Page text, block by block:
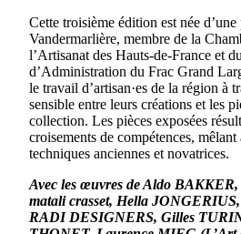
Cette troisième édition est née
Vandermarlière, membre de la
l’Artisanat des Hauts-de-France et
d’Administration du Frac Grand
le travail d’artisan·es de la région à
sensible entre leurs créations et les
collection. Les pièces exposées
croisements de compétences,
techniques anciennes et novatrices.
Avec les œuvres de Aldo
matali crasset, Hella
RADI DESIGNERS, Gilles